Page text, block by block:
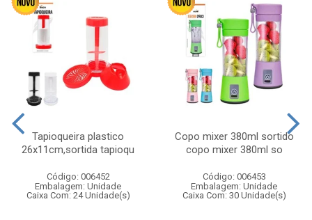
Tapioqueira plastico
26x11cm,sortida tapioqu
Código: 006452
Embalagem: Unidade
Caixa Com: 24 Unidade(s)
Copo mixer 380ml sortido
copo mixer 380ml so
Código: 006453
Embalagem: Unidade
Caixa Com: 30 Unidade(s)